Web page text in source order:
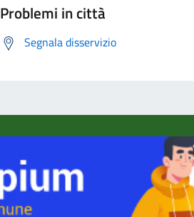
Problemi in città
Segnala disservizio